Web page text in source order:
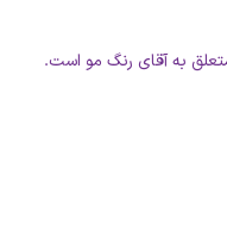
به آقای رنگ مو است.